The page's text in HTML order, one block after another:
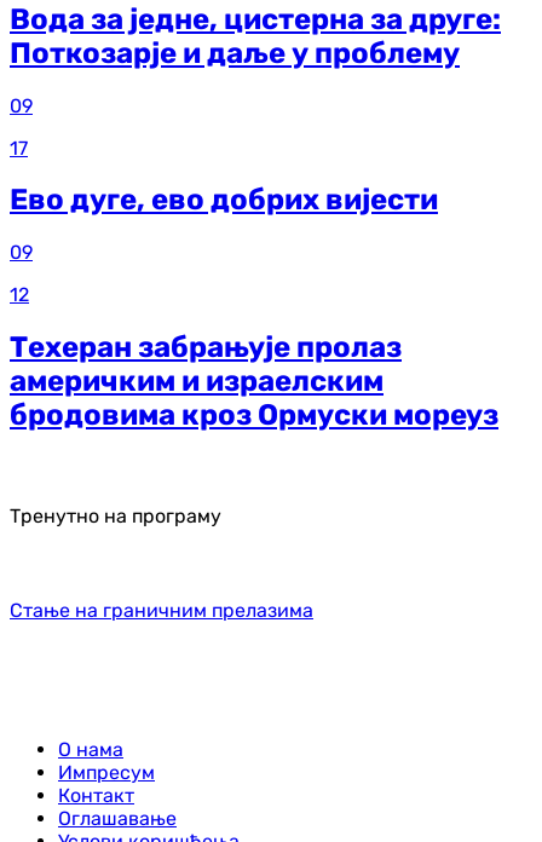
Вода за једне, цистерна за друге:
Поткозарје и даље у проблему
09
17
Ево дуге, ево добрих вијести
09
12
Техеран забрањује пролаз
америчким и израелским
бродовима кроз Ормуски мореуз
Тренутно на програму
Стање на граничним прелазима
О нама
Импресум
Контакт
Оглашавање